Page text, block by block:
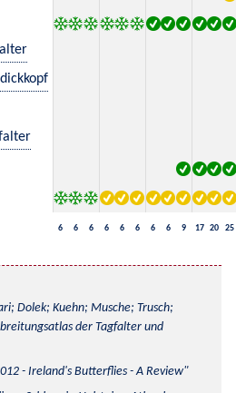
6 6 6 6 6 6 6 6 9 17 20 25
Dolek; Kuehn; Musche; Trusch;
der Tagfalter und
- Ireland's Butterflies - A Review